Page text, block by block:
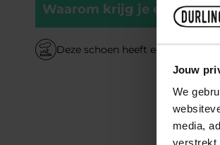
Jouw
We
media,
verstrekt
Waarom krijg je er blije
Deze schoen heeft een